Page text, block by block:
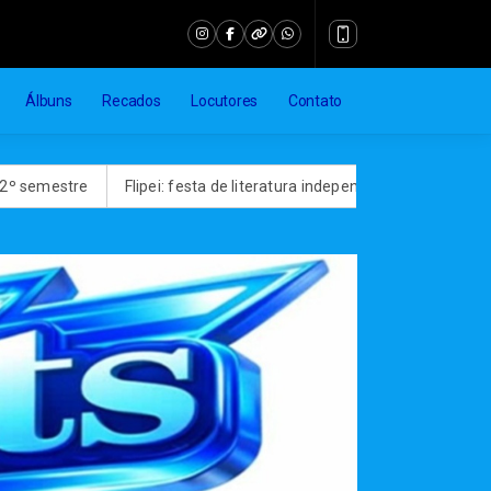
Álbuns Recados Locutores Contato
Flipei: festa de literatura independente começa amanhã em São